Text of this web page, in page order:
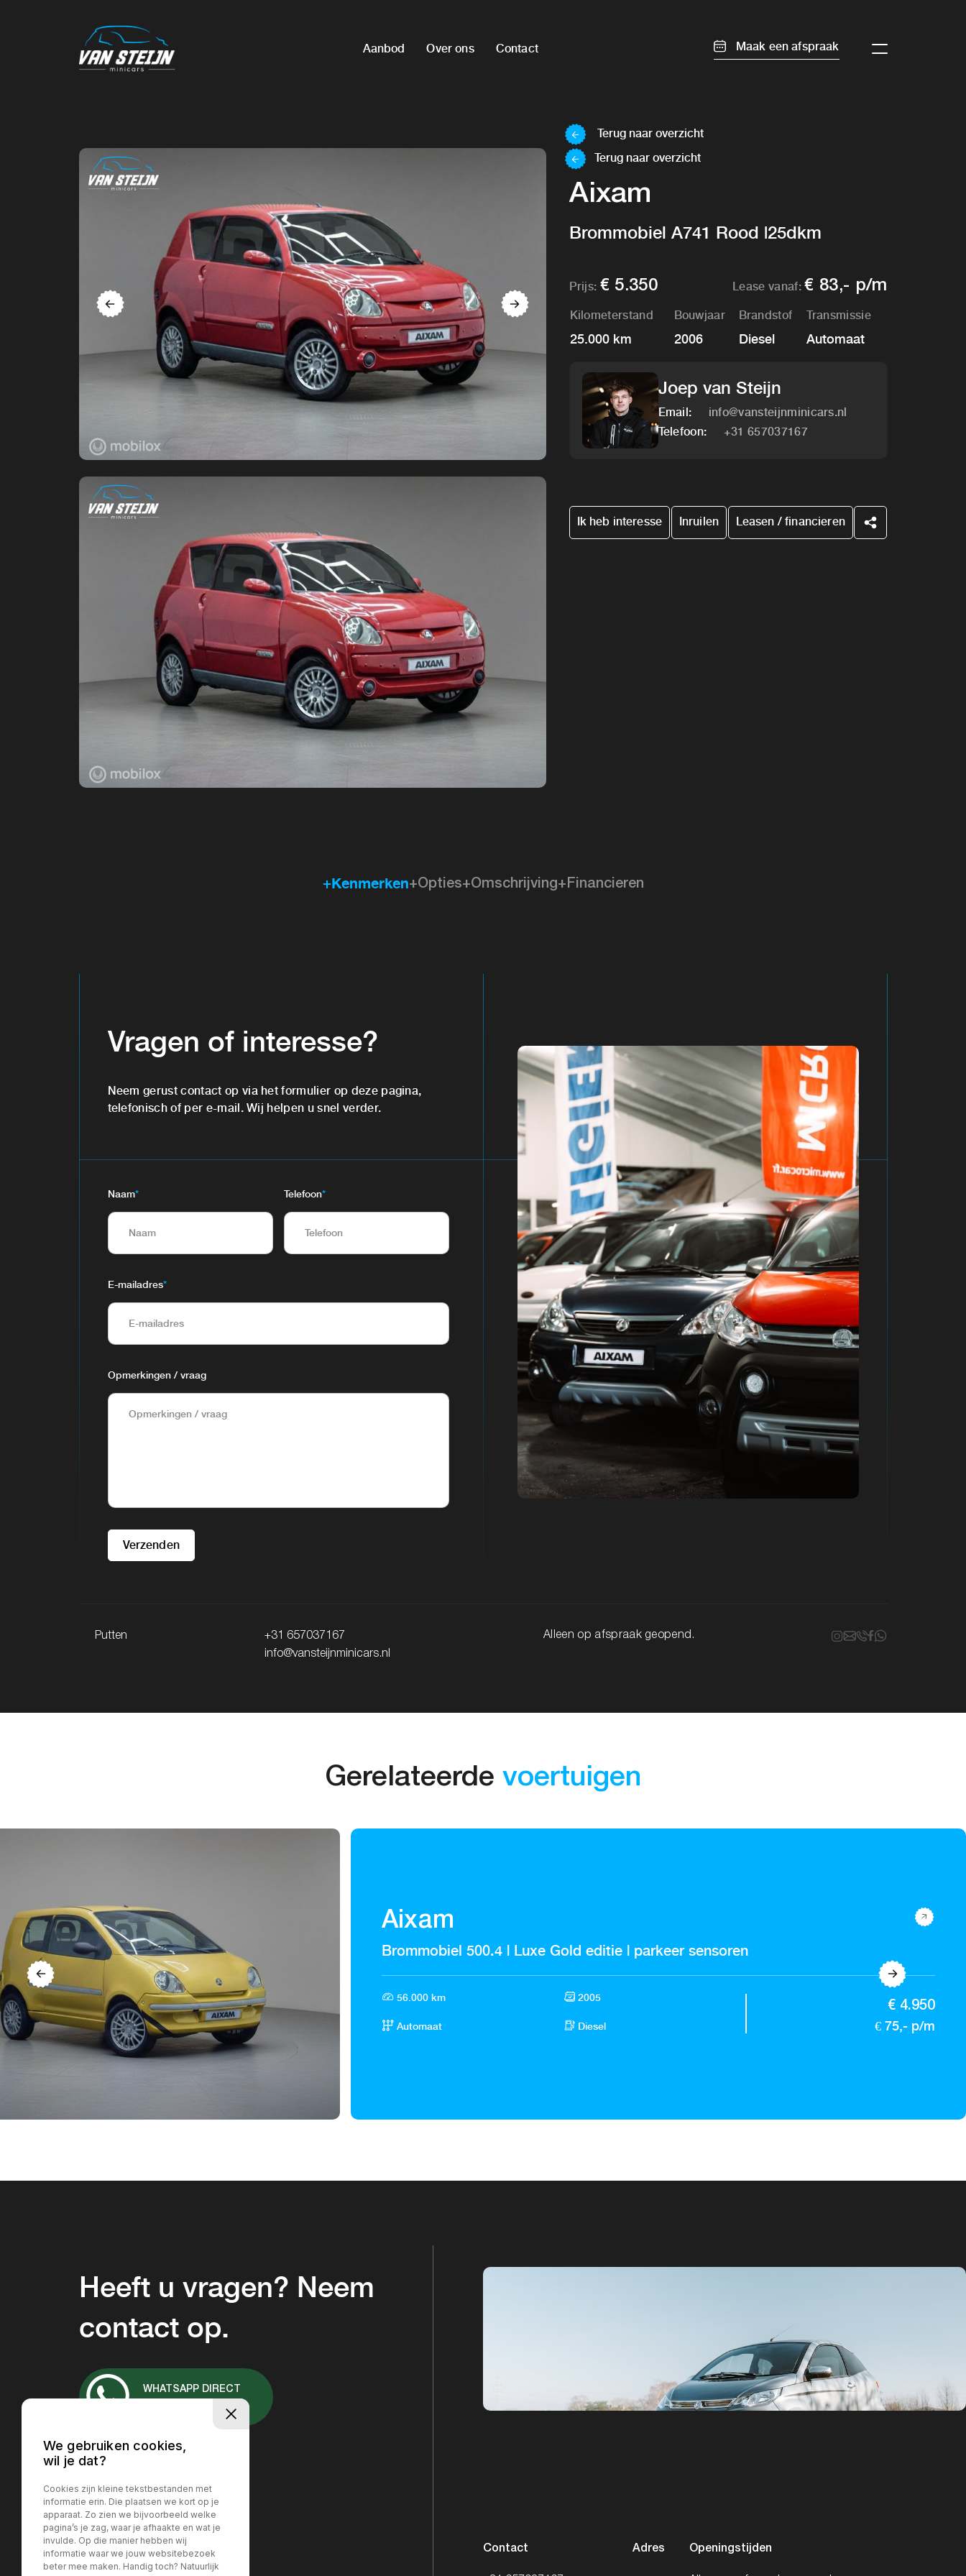
Aanbod Over ons Contact Maak een afspraak
Terug naar overzicht
Terug naar overzicht
Aixam
Brommobiel A741 Rood |25dkm
Prijs: € 5.350 Lease vanaf:€ 83,- p/m
Kilometerstand
25.000 km
Bouwjaar
2006
Brandstof
Diesel
Transmissie
Automaat
Joep van Steijn
Email:
info@vansteijnminicars.nl
Telefoon:
+31 657037167
Ik heb interesse Inruilen Leasen / financieren
+Kenmerken+Opties+Omschrijving+Financieren
Vragen of interesse?
Neem gerust contact op via het formulier op deze pagina,
telefonisch of per e-mail. Wij helpen u snel verder.
Naam* Telefoon*
E-mailadres*
Opmerkingen / vraag
Verzenden
Putten
+31 657037167
info@vansteijnminicars.nl
Alleen op afspraak geopend.
Gerelateerde voertuigen
Aixam
Brommobiel 500.4 | Luxe Gold editie | parkeer sensoren
56.000 km 2005
Automaat Diesel
€ 4.950
€ 75,- p/m
Heeft u vragen? Neem
contact op.
WHATSAPP DIRECT
Contact Adres Openingstijden
We gebruiken cookies,
wil je dat?
Cookies zijn kleine tekstbestanden met
informatie erin. Die plaatsen we kort op je
apparaat. Zo zien we bijvoorbeeld welke
pagina’s je zag, waar je afhaakte en wat je
invulde. Op die manier hebben wij
informatie waar we jouw websitebezoek
beter mee maken. Handig toch? Natuurlijk